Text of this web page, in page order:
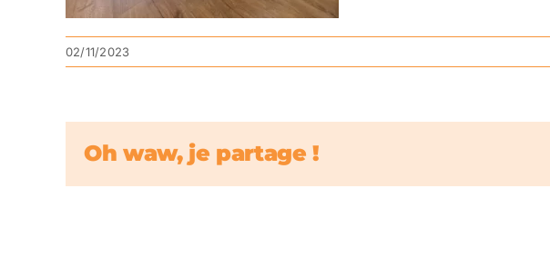
02/11/2023
Oh waw, je partage !